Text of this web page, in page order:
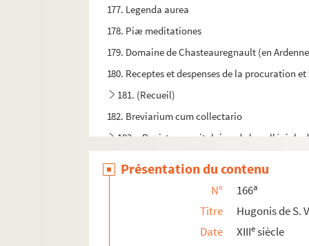
177. Legenda aurea
178. Piæ meditationes
179. Domaine de Chasteauregnault (en
180. Receptes et despenses de la procuration
181. (Recueil)
182. Breviarium cum collectario
183a. Registres capitulaires de la collégiale
Présentation du contenu
N° 166a
Titre
Hugonis de S.
Date
XIIIesiècle